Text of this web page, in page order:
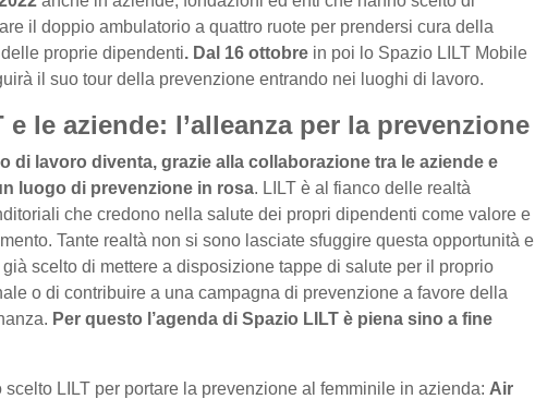
il doppio ambulatorio a quattro ruote per prendersi cura della
proprie dipendenti. Dal 16 ottobre in poi lo Spazio LILT Mobile
il suo tour della prevenzione entrando nei luoghi di lavoro.
e le aziende: l’alleanza per la prevenzione
di lavoro diventa, grazie alla collaborazione tra le aziende e
luogo di prevenzione in rosa. LILT è al fianco delle realtà
che credono nella salute dei propri dipendenti come valore e
Tante realtà non si sono lasciate sfuggire questa opportunità e
scelto di mettere a disposizione tappe di salute per il proprio
o di contribuire a una campagna di prevenzione a favore della
Per questo l’agenda di Spazio LILT è piena sino a fine
scelto LILT per portare la prevenzione al femminile in azienda: Air